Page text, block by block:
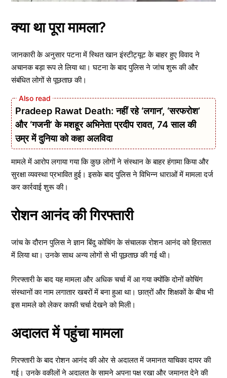
क्या था पूरा मामला?
जानकारी के अनुसार पटना में स्थित खान इंस्टीट्यूट के बाहर हुए विवाद ने
अचानक बड़ा रूप ले लिया था। घटना के बाद पुलिस ने जांच शुरू की और
संबंधित लोगों से पूछताछ की।
Pradeep Rawat Death: नहीं रहे ‘लगान’, ‘सरफरोश’
और ‘गजनी’ के मशहूर अभिनेता प्रदीप रावत, 74 साल की
उम्र में दुनिया को कहा अलविदा
मामले में आरोप लगाया गया कि कुछ लोगों ने संस्थान के बाहर हंगामा किया और
सुरक्षा व्यवस्था प्रभावित हुई। इसके बाद पुलिस ने विभिन्न धाराओं में मामला दर्ज
कर कार्रवाई शुरू की।
रोशन आनंद की गिरफ्तारी
जांच के दौरान पुलिस ने ज्ञान बिंदु कोचिंग के संचालक रोशन आनंद को हिरासत
में लिया था। उनके साथ अन्य लोगों से भी पूछताछ की गई थी।
गिरफ्तारी के बाद यह मामला और अधिक चर्चा में आ गया क्योंकि दोनों कोचिंग
संस्थानों का नाम लगातार खबरों में बना हुआ था। छात्रों और शिक्षकों के बीच भी
इस मामले को लेकर काफी चर्चा देखने को मिली।
अदालत में पहुंचा मामला
गिरफ्तारी के बाद रोशन आनंद की ओर से अदालत में जमानत याचिका दायर की
गई। उनके वकीलों ने अदालत के सामने अपना पक्ष रखा और जमानत देने की